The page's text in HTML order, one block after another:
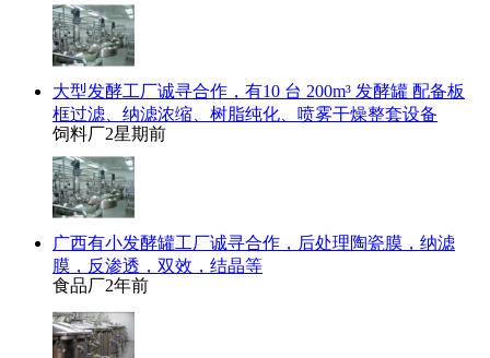
大型发酵工厂诚寻合作，有10 台 200m³ 发酵罐 配备板
框过滤、纳滤浓缩、树脂纯化、喷雾干燥整套设备
饲料厂2星期前
广西有小发酵罐工厂诚寻合作，后处理陶瓷膜，纳滤
膜，反渗透，双效，结晶等
食品厂2年前